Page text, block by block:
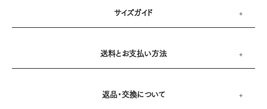
サイズガイド
送料とお支払い方法
返品・交換について